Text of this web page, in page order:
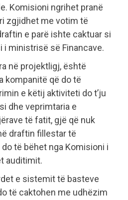
Komisioni ngrihet pranë
zgjidhet me votim të
e parë ishte caktuar si
i ministrisë së Financave.
në projektligj, është
kompanitë që do të
e këtij aktiviteti do t’ju
dhe veprimtaria e
të fatit, gjë që nuk
draftin fillestar të
të bëhet nga Komisioni i
auditimit.
e sistemit të basteve
të caktohen me udhëzim